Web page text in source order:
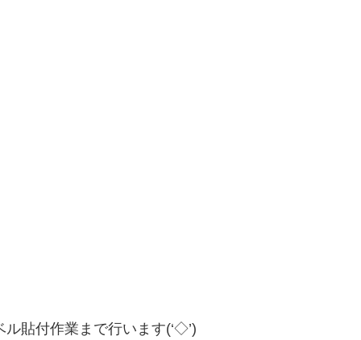
貼付作業まで行います(‘◇’)ゞ